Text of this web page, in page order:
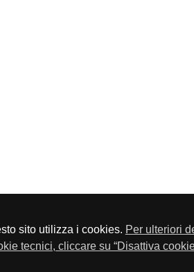
sito utilizza i cookies. Per ulteriori
tecnici, cliccare su “Disattiva
030-23076 - Fax 030-2304108